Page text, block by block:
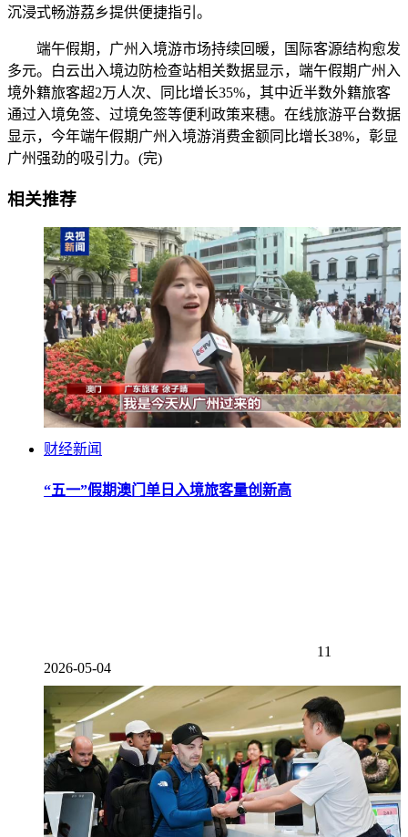
沉浸式畅游荔乡提供便捷指引。
端午假期，广州入境游市场持续回暖，国际客源结构愈发
多元。白云出入境边防检查站相关数据显示，端午假期广州入
境外籍旅客超2万人次、同比增长35%，其中近半数外籍旅客
通过入境免签、过境免签等便利政策来穗。在线旅游平台数据
显示，今年端午假期广州入境游消费金额同比增长38%，彰显
广州强劲的吸引力。(完)
相关推荐
财经新闻
“五一”假期澳门单日入境旅客量创新高
11
2026-05-04